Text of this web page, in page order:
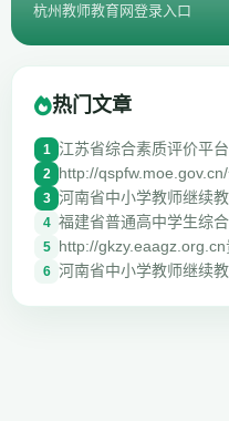
杭州教师教育网登录入口
热门文章
1 江苏省综合素质评价平
2 http://
3 河南省中小学教师继续
4 福建省普通高中学生综
5 http://gkzy.eaagz.org.cn
6 河南省中小学教师继续